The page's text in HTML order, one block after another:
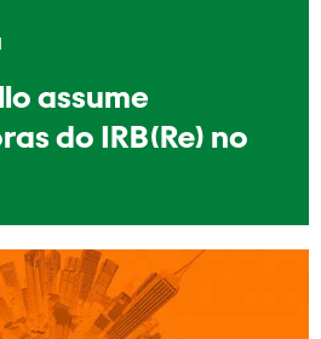
assume
do IRB(Re) no